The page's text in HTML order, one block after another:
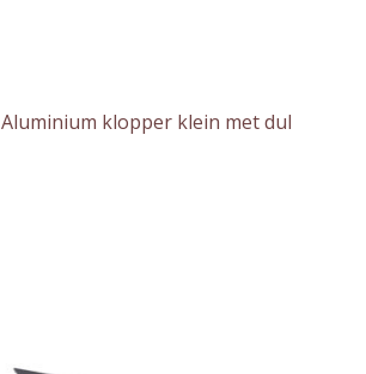
Aluminium klopper klein met dul